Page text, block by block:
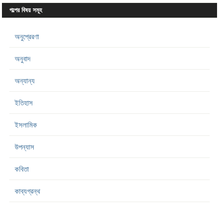
গল্পের বিষয় সমূহ
অনুপ্রেরণা
অনুবাদ
অন্যান্য
ইতিহাস
ইসলামিক
উপন্যাস
কবিতা
কাব্যগ্রন্থ